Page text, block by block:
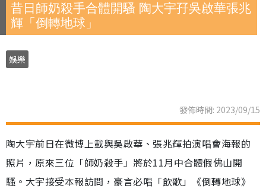
昔日師奶殺手合體開騷 陶大宇孖吳啟華張兆
輝「倒轉地球」
娛樂
發佈時間: 2023/09/15
陶大宇前日在微博上載與吳啟華、張兆輝拍演唱會海報的
照片，原來三位「師奶殺手」將於11月中合體假佛山開
騷。大宇接受本報訪問，豪言必唱「飲歌」《倒轉地球》